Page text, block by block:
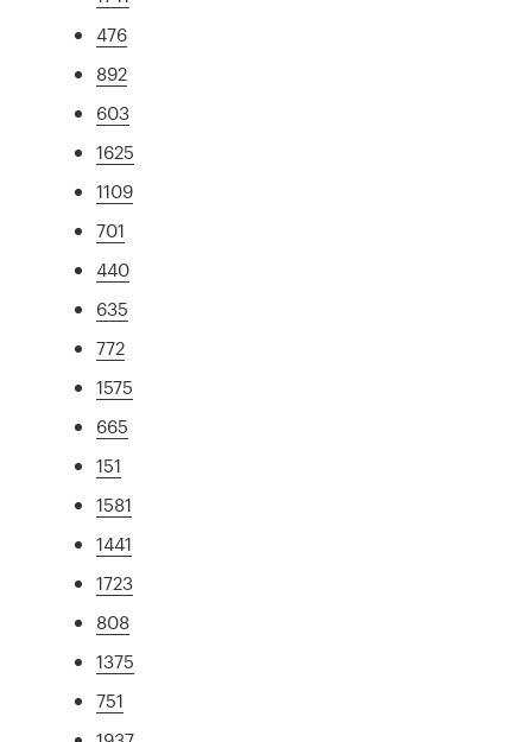
476
892
603
1625
1109
701
440
635
772
1575
665
151
1581
1441
1723
808
1375
751